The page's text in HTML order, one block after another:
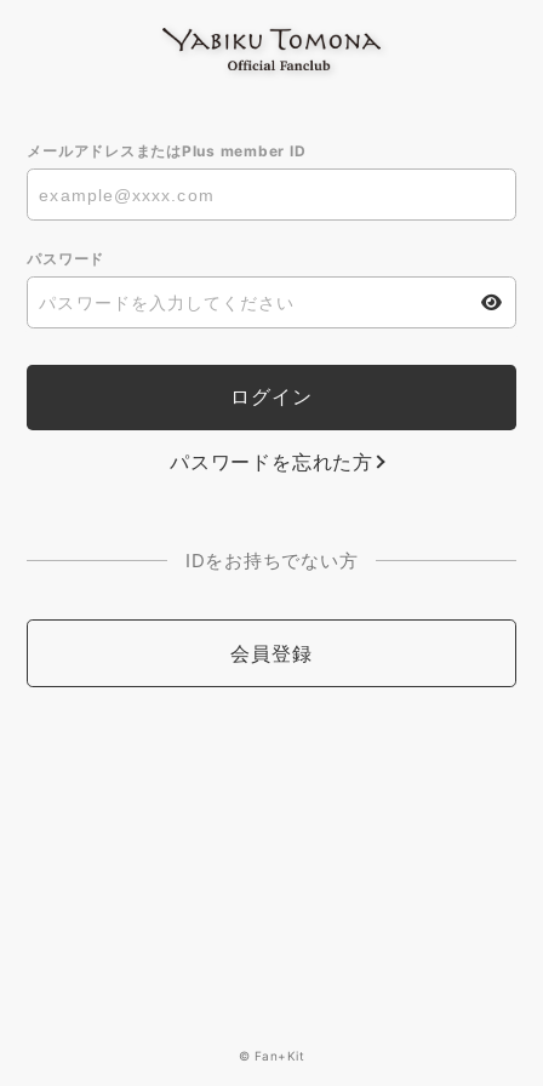
メールアドレスまたはPlus member ID
パスワード
パスワードを忘れた方
IDをお持ちでない方
会員登録
© Fan+Kit